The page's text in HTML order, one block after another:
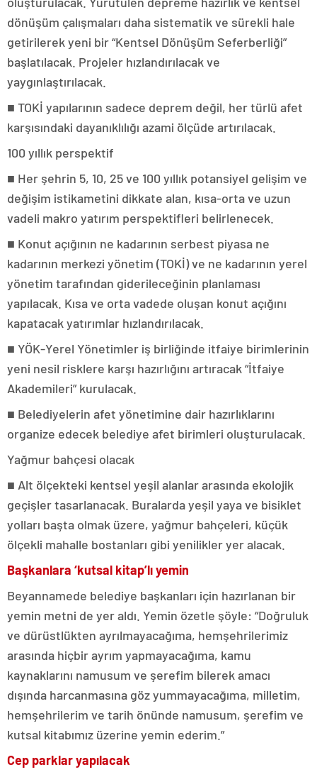
dönüşüm çalışmaları daha sistematik ve sürekli hale
getirilerek yeni bir “Kentsel Dönüşüm Seferberliği”
başlatılacak. Projeler hızlandırılacak ve
yaygınlaştırılacak.
■ TOKİ yapılarının sadece deprem değil, her türlü afet
karşısındaki dayanıklılığı azami ölçüde artırılacak.
100 yıllık perspektif
■ Her şehrin 5, 10, 25 ve 100 yıllık potansiyel gelişim ve
değişim istikametini dikkate alan, kısa-orta ve uzun
vadeli makro yatırım perspektifleri belirlenecek.
■ Konut açığının ne kadarının serbest piyasa ne
kadarının merkezi yönetim (TOKİ) ve ne kadarının yerel
yönetim tarafından giderileceğinin planlaması
yapılacak. Kısa ve orta vadede oluşan konut açığını
kapatacak yatırımlar hızlandırılacak.
■ YÖK-Yerel Yönetimler iş birliğinde itfaiye birimlerinin
yeni nesil risklere karşı hazırlığını artıracak “İtfaiye
Akademileri” kurulacak.
■ Belediyelerin afet yönetimine dair hazırlıklarını
organize edecek belediye afet birimleri oluşturulacak.
Yağmur bahçesi olacak
■ Alt ölçekteki kentsel yeşil alanlar arasında ekolojik
geçişler tasarlanacak. Buralarda yeşil yaya ve bisiklet
yolları başta olmak üzere, yağmur bahçeleri, küçük
ölçekli mahalle bostanları gibi yenilikler yer alacak.
Başkanlara ‘kutsal kitap’lı yemin
Beyannamede belediye başkanları için hazırlanan bir
yemin metni de yer aldı. Yemin özetle şöyle: “Doğruluk
ve dürüstlükten ayrılmayacağıma, hemşehrilerimiz
arasında hiçbir ayrım yapmayacağıma, kamu
kaynaklarını namusum ve şerefim bilerek amacı
dışında harcanmasına göz yummayacağıma, milletim,
hemşehrilerim ve tarih önünde namusum, şerefim ve
kutsal kitabımız üzerine yemin ederim.”
Cep parklar yapılacak